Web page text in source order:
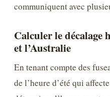
communiquent avec
Calculer le décalage
et l’Australie
En tenant compte des
de l’heure d’été qui